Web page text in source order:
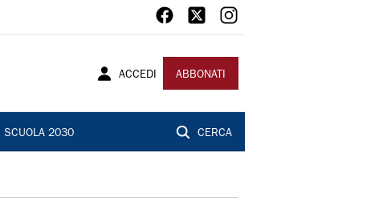
ACCEDI ABBONATI
SCUOLA 2030 CERCA